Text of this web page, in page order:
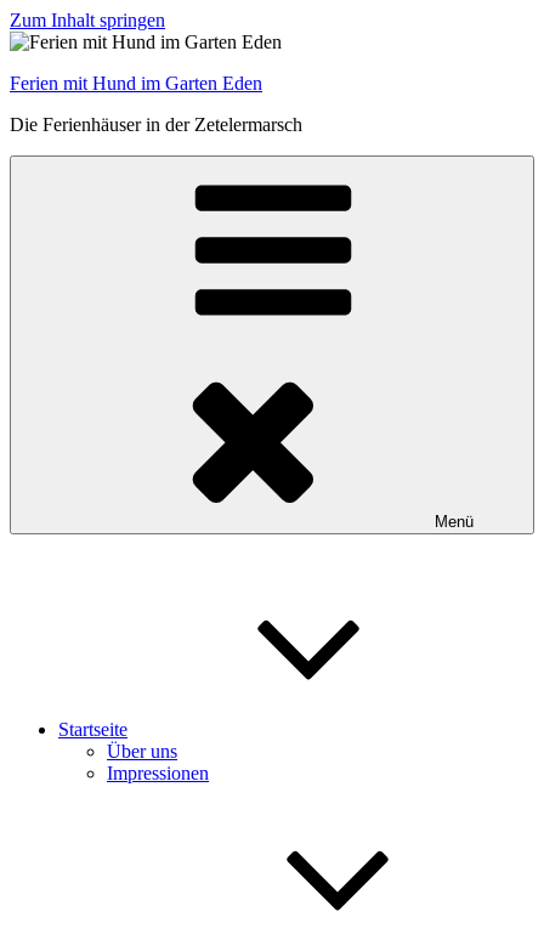
Zum Inhalt springen
Ferien mit Hund im Garten Eden
Die Ferienhäuser in der Zetelermarsch
Menü
Startseite
Über uns
Impressionen